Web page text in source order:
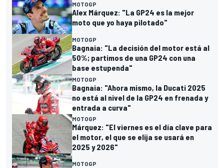
MOTOGP
Alex Márquez: "La GP24 es la mejor
moto que yo haya pilotado"
MOTOGP
Bagnaia: "La decisión del motor está al
50%; partimos de una GP24 con una
base estupenda"
MOTOGP
Bagnaia: "Ahora mismo, la Ducati 2025
no está al nivel de la GP24 en frenada y
entrada a curva"
MOTOGP
Márquez: "El viernes es el día clave para
el motor, el que se elija se usará en
2025 y 2026"
MOTOGP